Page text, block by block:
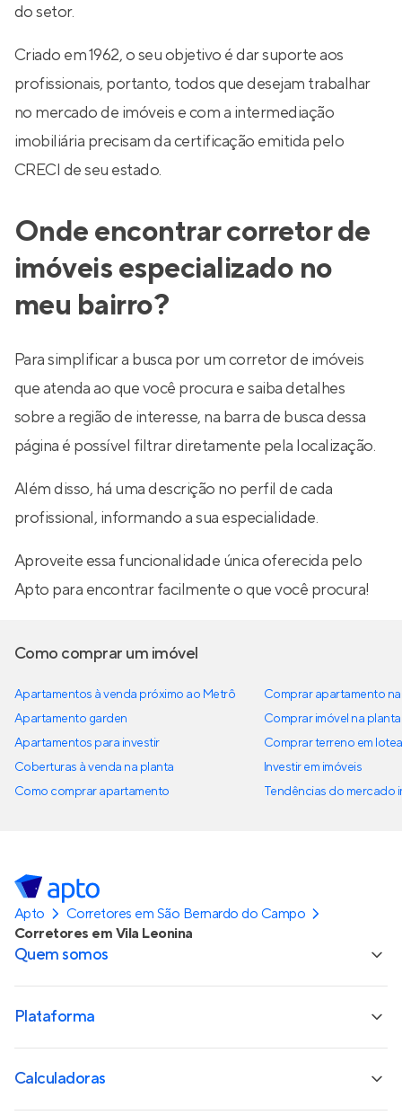
do setor.
Criado em 1962, o seu objetivo é dar suporte aos
profissionais, portanto, todos que desejam trabalhar
no mercado de imóveis e com a intermediação
imobiliária precisam da certificação emitida pelo
CRECI de seu estado.
Onde encontrar corretor de
imóveis especializado no
meu bairro?
Para simplificar a busca por um corretor de imóveis
que atenda ao que você procura e saiba detalhes
sobre a região de interesse, na barra de busca dessa
página é possível filtrar diretamente pela localização.
Além disso, há uma descrição no perfil de cada
profissional, informando a sua especialidade.
Aproveite essa funcionalidade única oferecida pelo
Apto para encontrar facilmente o que você procura!
Como comprar um imóvel
Apartamentos à venda próximo ao Metrô
Apartamento garden
Apartamentos para investir
Coberturas à venda na planta
Como comprar apartamento
Comprar apartamento
Comprar imóvel na planta
Comprar terreno em
Investir em imóveis
Tendências do mercado
Apto
Corretores em São Bernardo do Campo
Corretores em Vila Leonina
Quem somos
Plataforma
Calculadoras